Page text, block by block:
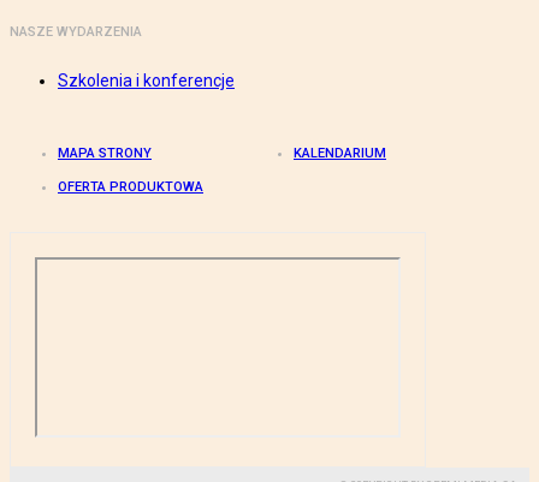
NASZE WYDARZENIA
Szkolenia i konferencje
MAPA STRONY KALENDARIUM
OFERTA PRODUKTOWA